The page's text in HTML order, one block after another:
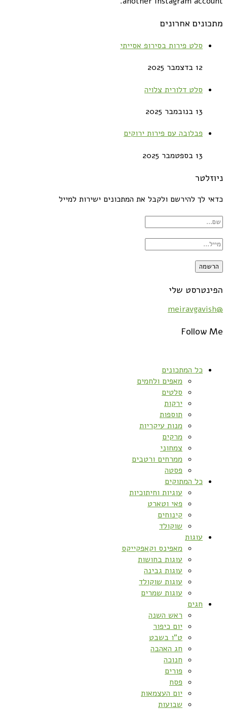
מתכונים אחרונים
סלט פירות בסירופ אסייתי
12 בדצמבר 2025
סלט דלורית צלויה
13 בנובמבר 2025
פבלובה עם פירות ירוקים
13 בספטמבר 2025
ניוזלטר
כדאי לך להירשם ולקבל את המתכונים ישירות למייל
הפינטרסט שלי
@meiravgavish
Follow Me
כל המתכונים
מאפים ולחמים
סלטים
ירקות
תוספות
מנות עיקריות
מרקים
צמחוני
ממרחים ורטבים
פסטה
כל המתוקים
עוגיות וחיתוכיות
פאי וטארט
קינוחים
שוקולד
עוגות
מאפינס וקאפקייקס
עוגות בחושות
עוגות גבינה
עוגות שוקולד
עוגות שמרים
חגים
ראש השנה
יום כיפור
ט”ו בשבט
חג האהבה
חנוכה
פורים
פסח
יום העצמאות
שבועות